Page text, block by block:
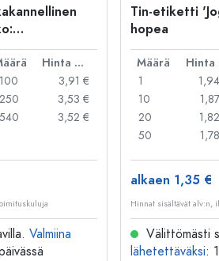
suljin
Hinta per kpl
100
3,91 €
250
3,53 €
540
3,52 €
Valmiina
Tin-etiketti
hopea
Määrä
1
10
20
50
alkaen 1,35 €
Hinnat sisältävät alv:n,
Välittömästi
lähetettäväksi: